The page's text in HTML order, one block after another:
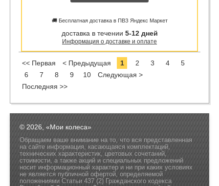
🚚 Бесплатная доставка в ПВЗ Яндекс Маркет
доставка в течении 5-12 дней
Информация о доставке и оплате
<< Первая < Предыдущая 1 2 3 4
5
6
7 8 9 10
Следующая >
Последняя >>
© 2026, «Мои колеса»
Обращаем ваше внимание на то, что вся представленная
на сайте информация, касающаяся комплектаций,
технических характеристик, цветовых сочетаний,
стоимости, а также акций и специальных предложений
носит информационный характер и ни при каких условиях
не является публичной офертой, определяемой
положениями Статьи 437 (2) Гражданского кодекса